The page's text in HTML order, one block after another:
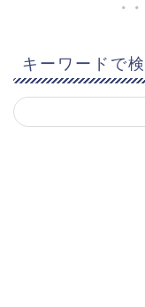
キーワードで